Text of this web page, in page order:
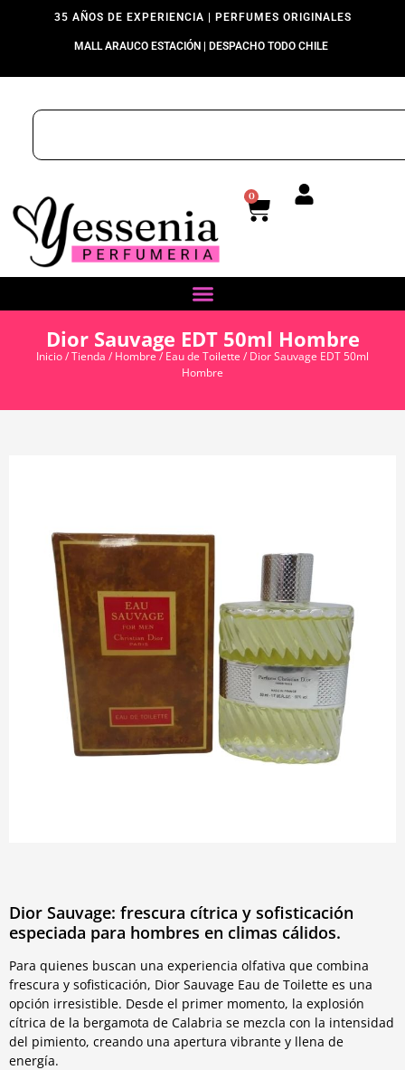
35 AÑOS DE EXPERIENCIA | PERFUMES ORIGINALES
MALL ARAUCO ESTACIÓN | DESPACHO TODO CHILE
0
Dior Sauvage EDT 50ml Hombre
Inicio/Tienda / Hombre/ Eau de Toilette / Dior Sauvage EDT 50ml
Hombre
Dior Sauvage: frescura cítrica y sofisticación
especiada para hombres en climas cálidos.
Para quienes buscan una experiencia olfativa que combina
frescura y sofisticación, Dior Sauvage Eau de Toilette es una
opción irresistible. Desde el primer momento, la explosión
cítrica de la bergamota de Calabria se mezcla con la intensidad
del pimiento, creando una apertura vibrante y llena de
energía.